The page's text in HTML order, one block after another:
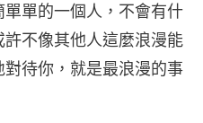
單的一個人，不會有什
不像其他人這麼浪漫能
待你，就是最浪漫的事